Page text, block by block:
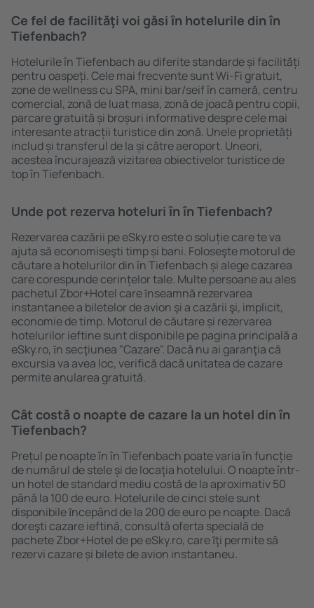
Ce fel de facilităţi voi găsi ȋn hotelurile din în
Tiefenbach?
Hotelurile în Tiefenbach au diferite standarde și facilități
pentru oaspeți. Cele mai frecvente sunt Wi-Fi gratuit,
zone de wellness cu SPA, mini bar/seif în cameră, centru
comercial, zonă de luat masa, zonă de joacă pentru copii,
parcare gratuită și broșuri informative despre cele mai
interesante atracții turistice din zonă. Unele proprietăți
includ și transferul de la și către aeroport. Uneori,
acestea încurajează vizitarea obiectivelor turistice de
top în Tiefenbach.
Unde pot rezerva hoteluri ȋn în Tiefenbach?
Rezervarea cazării pe eSky.ro este o soluție care te va
ajuta să economiseşti timp și bani. Foloseşte motorul de
căutare a hotelurilor din în Tiefenbach și alege cazarea
care corespunde cerințelor tale. Multe persoane au ales
pachetul Zbor+Hotel care ȋnseamnă rezervarea
instantanee a biletelor de avion şi a cazării şi, implicit,
economie de timp. Motorul de căutare și rezervarea
hotelurilor ieftine sunt disponibile pe pagina principală a
eSky.ro, ȋn secţiunea "Cazare". Dacă nu ai garanţia că
excursia va avea loc, verifică dacă unitatea de cazare
permite anularea gratuită.
Cât costă o noapte de cazare la un hotel din în
Tiefenbach?
Prețul pe noapte în în Tiefenbach poate varia în funcție
de numărul de stele și de locaţia hotelului. O noapte într-
un hotel de standard mediu costă de la aproximativ 50
până la 100 de euro. Hotelurile de cinci stele sunt
disponibile ȋncepând de la 200 de euro pe noapte. Dacă
doreşti cazare ieftină, consultă oferta specială de
pachete Zbor+Hotel de pe eSky.ro, care ȋţi permite să
rezervi cazare și bilete de avion instantaneu.